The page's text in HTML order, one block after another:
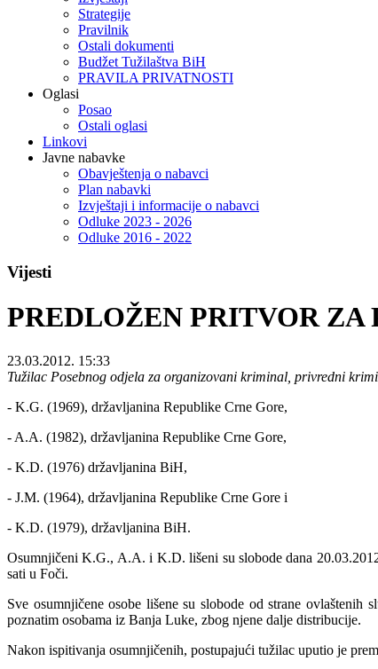
Strategije
Pravilnik
Ostali dokumenti
Budžet Tužilaštva BiH
PRAVILA PRIVATNOSTI
Oglasi
Posao
Ostali oglasi
Linkovi
Javne nabavke
Obavještenja o nabavci
Plan nabavki
Izvještaji i informacije o nabavci
Odluke 2023 - 2026
Odluke 2016 - 2022
Vijesti
PREDLOŽEN PRITVOR ZA
23.03.2012. 15:33
Tužilac Posebnog odjela za organizovani kriminal, privredni
- K.G. (1969), državljanina Republike Crne Gore,
- A.A. (1982), državljanina Republike Crne Gore,
- K.D. (1976) državljanina BiH,
- J.M. (1964), državljanina Republike Crne Gore i
- K.D. (1979), državljanina BiH.
Osumnjičeni K.G., A.A. i K.D. lišeni su slobode dana
sati u Foči.
Sve osumnjičene osobe lišene su slobode od strane
poznatim osobama iz Banja Luke, zbog njene dalje distribucije.
Nakon ispitivanja osumnjičenih, postupajući tužilac uputio je